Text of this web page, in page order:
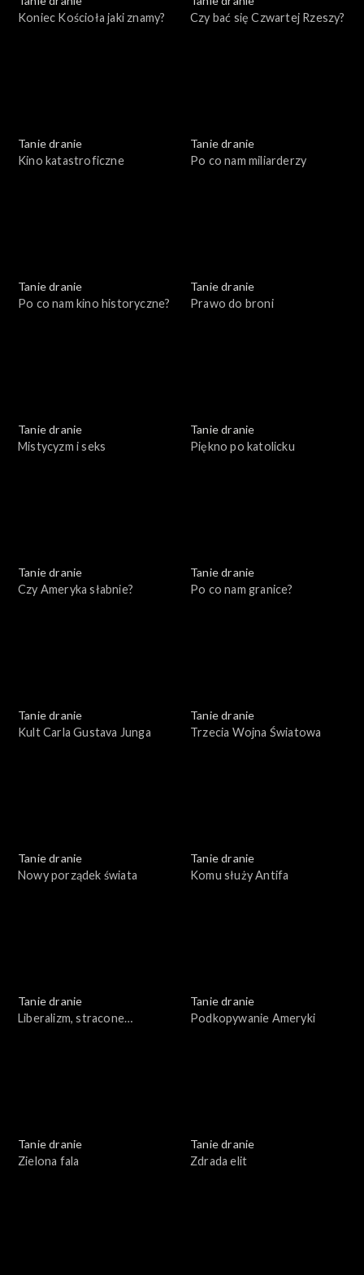
Koniec Kościoła jaki znamy?
Czy bać się Czwartej Rzeszy?
Tanie dranie
Kino katastroficzne
Tanie dranie
Po co nam miliarderzy
Tanie dranie
Po co nam kino historyczne?
Tanie dranie
Prawo do broni
Tanie dranie
Mistycyzm i seks
Tanie dranie
Piękno po katolicku
Tanie dranie
Czy Ameryka słabnie?
Tanie dranie
Po co nam granice?
Tanie dranie
Kult Carla Gustava Junga
Tanie dranie
Trzecia Wojna Światowa
Tanie dranie
Nowy porządek świata
Tanie dranie
Komu służy Antifa
Tanie dranie
Liberalizm, stracone
Tanie dranie
Podkopywanie Ameryki
Tanie dranie
Zielona fala
Tanie dranie
Zdrada elit